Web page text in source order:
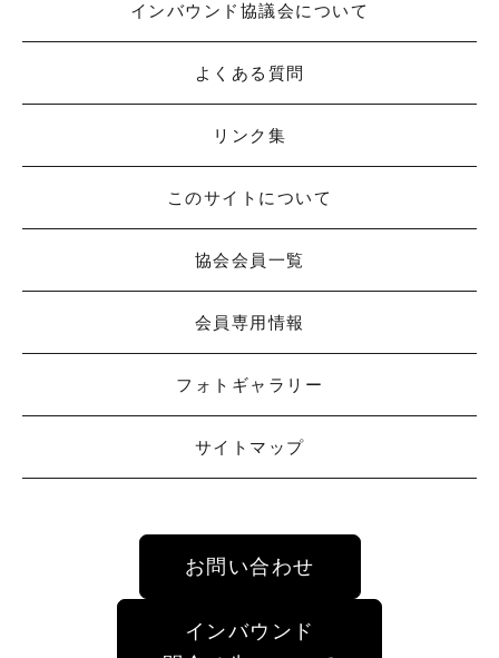
インバウンド協議会について
よくある質問
リンク集
このサイトについて
協会会員一覧
会員専用情報
フォトギャラリー
サイトマップ
お問い合わせ
インバウンド